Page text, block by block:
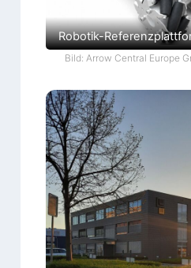
Robotik-
Bild: Arrow Central Europe